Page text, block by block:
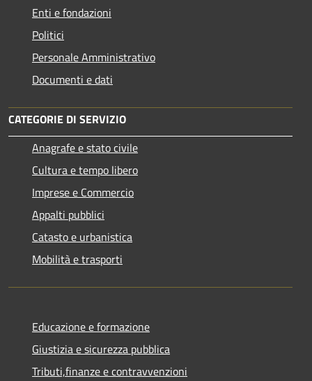
Enti e fondazioni
Politici
Personale Amministrativo
Documenti e dati
CATEGORIE DI SERVIZIO
Anagrafe e stato civile
Cultura e tempo libero
Imprese e Commercio
Appalti pubblici
Catasto e urbanistica
Mobilità e trasporti
Educazione e formazione
Giustizia e sicurezza pubblica
Tributi,finanze e contravvenzioni